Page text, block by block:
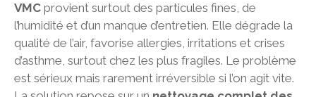
VMC provient surtout des particules fines, de
l’humidité et d’un manque d’entretien. Elle dégrade la
qualité de l’air, favorise allergies, irritations et crises
d’asthme, surtout chez les plus fragiles. Le problème
est sérieux mais rarement irréversible si l’on agit vite.